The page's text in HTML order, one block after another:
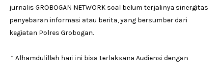
jurnalis GROBOGAN NETWORK soal belum terjalinya sinergitas
penyebaran informasi atau berita, yang bersumber dari
kegiatan Polres Grobogan.
” Alhamdulillah hari ini bisa terlaksana Audiensi dengan